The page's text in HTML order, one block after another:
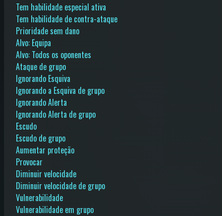
Tem habilidade especial ativa
Tem habilidade de contra-ataque
Prioridade sem dano
Alvo: Equipa
Alvo: Todos os oponentes
Ataque de grupo
Ignorando Esquiva
Ignorando a Esquiva de grupo
Ignorando Alerta
Ignorando Alerta de grupo
Escudo
Escudo de grupo
Aumentar proteção
Provocar
Diminuir velocidade
Diminuir velocidade de grupo
Vulnerabilidade
Vulnerabilidade em grupo